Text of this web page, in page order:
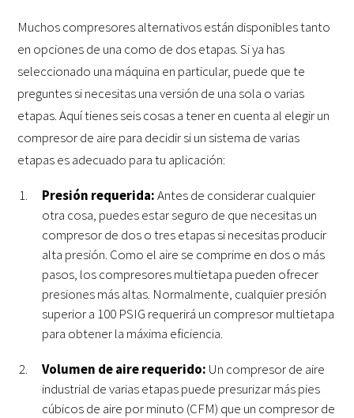
Muchos compresores alternativos están disponibles tanto
en opciones de una como de dos etapas. Si ya has
seleccionado una máquina en particular, puede que te
preguntes si necesitas una versión de una sola o varias
etapas. Aquí tienes seis cosas a tener en cuenta al elegir un
compresor de aire para decidir si un sistema de varias
etapas es adecuado para tu aplicación:
Presión requerida:Antes de considerar cualquier
otra cosa, puedes estar seguro de que necesitas un
compresor de dos o tres etapas si necesitas producir
alta presión. Como el airese comprime en dos o más
pasos, los compresores multietapa pueden ofrecer
presiones más altas. Normalmente, cualquier presión
superior a 100 PSIG requerirá un compresor multietapa
para obtener la máxima eficiencia.
Volumen de aire requerido: Un compresor de aire
industrial de varias etapas puede presurizar más pies
cúbicos de aire por minuto (CFM) que un compresor de